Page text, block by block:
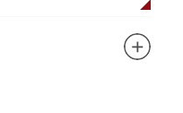
ていた朝倉は、嘉納の海外出
」を意識したと思われます。